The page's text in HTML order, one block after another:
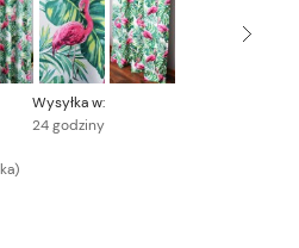
Wysyłka w:
24 godziny
kosztów płatności